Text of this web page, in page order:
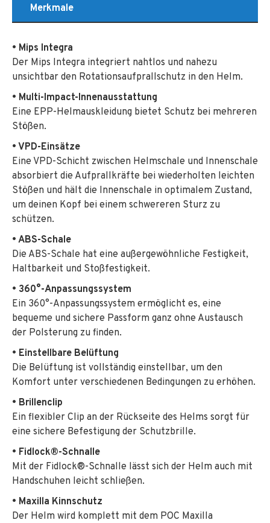
Merkmale
• Mips Integra
Der Mips Integra integriert nahtlos und nahezu
unsichtbar den Rotationsaufprallschutz in den Helm.
• Multi-Impact-Innenausstattung
Eine EPP-Helmauskleidung bietet Schutz bei mehreren
Stößen.
• VPD-Einsätze
Eine VPD-Schicht zwischen Helmschale und Innenschale
absorbiert die Aufprallkräfte bei wiederholten leichten
Stößen und hält die Innenschale in optimalem Zustand,
um deinen Kopf bei einem schwereren Sturz zu
schützen.
• ABS-Schale
Die ABS-Schale hat eine außergewöhnliche Festigkeit,
Haltbarkeit und Stoßfestigkeit.
• 360°-Anpassungssystem
Ein 360°-Anpassungssystem ermöglicht es, eine
bequeme und sichere Passform ganz ohne Austausch
der Polsterung zu finden.
• Einstellbare Belüftung
Die Belüftung ist vollständig einstellbar, um den
Komfort unter verschiedenen Bedingungen zu erhöhen.
• Brillenclip
Ein flexibler Clip an der Rückseite des Helms sorgt für
eine sichere Befestigung der Schutzbrille.
• Fidlock®-Schnalle
Mit der Fidlock®-Schnalle lässt sich der Helm auch mit
Handschuhen leicht schließen.
• Maxilla Kinnschutz
Der Helm wird komplett mit dem POC Maxilla